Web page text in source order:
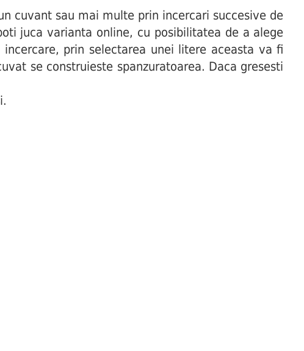
cuvant sau mai multe prin incercari succesive de
juca varianta online, cu posibilitatea de a alege
prin selectarea unei litere aceasta va fi
se construieste spanzuratoarea. Daca gresesti